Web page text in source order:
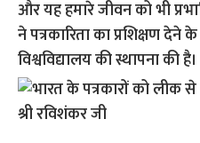
और यह हमारे जीवन को भी
ने पत्रकारिता का प्रशिक्षण
विश्वविद्यालय की स्थापना की है।